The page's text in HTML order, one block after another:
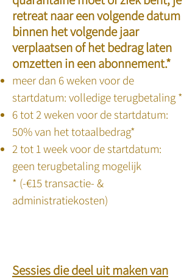
retreat naar een volgende datum
binnen het volgende jaar
verplaatsen of het bedrag laten
omzetten in een abonnement.*
meer dan 6 weken voor de
startdatum: volledige terugbetaling *
6 tot 2 weken voor de startdatum:
50% van het totaalbedrag*
2 tot 1 week voor de startdatum:
geen terugbetaling mogelijk
* (-€15 transactie- &
administratiekosten)
Sessies die deel uit maken van